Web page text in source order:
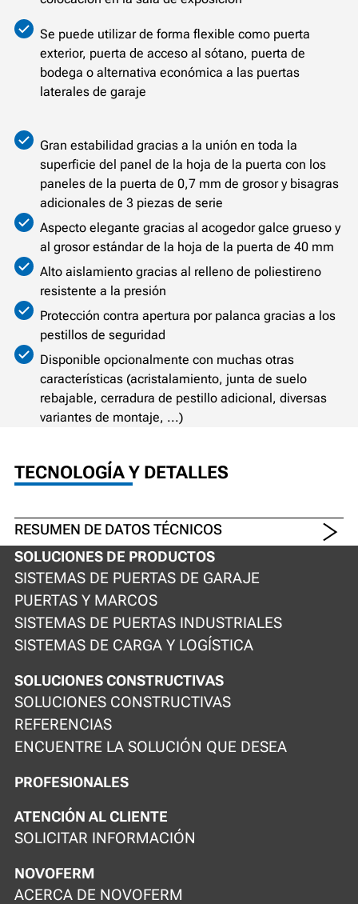
Se puede utilizar de forma flexible como puerta
exterior, puerta de acceso al sótano, puerta de
bodega o alternativa económica a las puertas
laterales de garaje
Gran estabilidad gracias a la unión en toda la
superficie del panel de la hoja de la puerta con los
paneles de la puerta de 0,7 mm de grosor y bisagras
adicionales de 3 piezas de serie
Aspecto elegante gracias al acogedor galce grueso y
al grosor estándar de la hoja de la puerta de 40 mm
Alto aislamiento gracias al relleno de poliestireno
resistente a la presión
Protección contra apertura por palanca gracias a los
pestillos de seguridad
Disponible opcionalmente con muchas otras
características (acristalamiento, junta de suelo
rebajable, cerradura de pestillo adicional, diversas
variantes de montaje, ...)
TECNOLOGÍA Y DETALLES
RESUMEN DE DATOS TÉCNICOS
SOLUCIONES DE PRODUCTOS
SISTEMAS DE PUERTAS DE GARAJE
PUERTAS Y MARCOS
SISTEMAS DE PUERTAS INDUSTRIALES
SISTEMAS DE CARGA Y LOGÍSTICA
SOLUCIONES CONSTRUCTIVAS
SOLUCIONES CONSTRUCTIVAS
REFERENCIAS
ENCUENTRE LA SOLUCIÓN QUE DESEA
PROFESIONALES
ATENCIÓN AL CLIENTE
SOLICITAR INFORMACIÓN
NOVOFERM
ACERCA DE NOVOFERM